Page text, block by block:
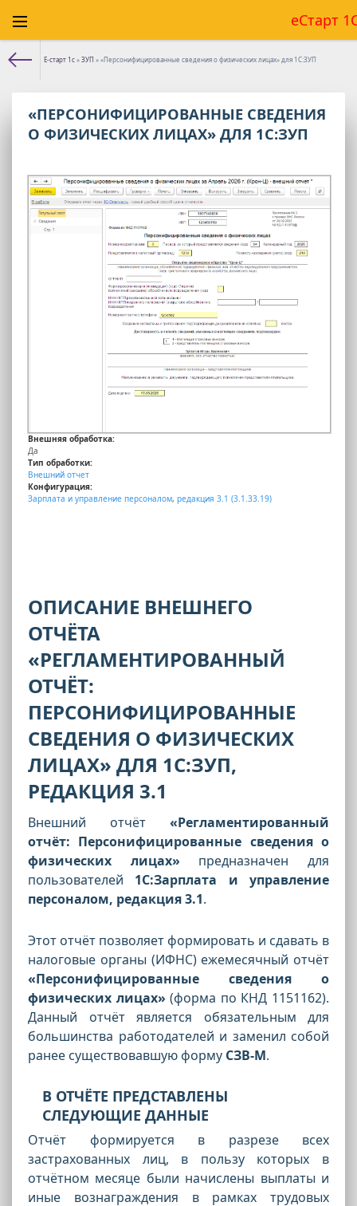
еСтарт
Е-старт 1с»ЗУП » «Персонифицированные сведения о физических лицах» для 1С:ЗУП
«ПЕРСОНИФИЦИРОВАННЫЕ СВЕДЕНИЯ
О ФИЗИЧЕСКИХ ЛИЦАХ» ДЛЯ 1С:ЗУП
Внешняя обработка:
Да
Тип обработки:
Внешний отчет
Конфигурация:
Зарплата и управление персоналом, редакция 3.1 (3.1.33.19)
ОПИСАНИЕ ВНЕШНЕГО
ОТЧЁТА
«РЕГЛАМЕНТИРОВАННЫЙ
ОТЧЁТ:
ПЕРСОНИФИЦИРОВАННЫЕ
СВЕДЕНИЯ О ФИЗИЧЕСКИХ
ЛИЦАХ» ДЛЯ 1С:ЗУП,
РЕДАКЦИЯ 3.1
Внешний отчёт «Регламентированный
отчёт: Персонифицированные сведения о
физических лицах» предназначен для
пользователей 1С:Зарплата и управление
персоналом, редакция 3.1.
Этот отчёт позволяет формировать и сдавать в
налоговые органы (ИФНС) ежемесячный отчёт
«Персонифицированные сведения о
физических лицах» (форма по КНД 1151162).
Данный отчёт является обязательным для
большинства работодателей и заменил собой
ранее существовавшую форму СЗВ-М.
В ОТЧЁТЕ ПРЕДСТАВЛЕНЫ
СЛЕДУЮЩИЕ ДАННЫЕ
Отчёт формируется в разрезе всех
застрахованных лиц, в пользу которых в
отчётном месяце были начислены выплаты и
иные вознаграждения в рамках трудовых